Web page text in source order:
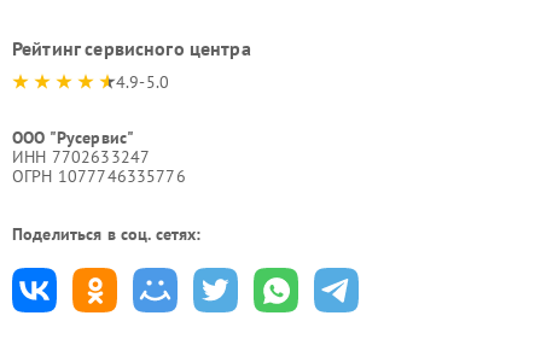
Рейтинг сервисного центра
4.9-5.0
ООО "Русервис"
ИНН 7702633247
ОГРН 1077746335776
Поделиться в соц. сетях: